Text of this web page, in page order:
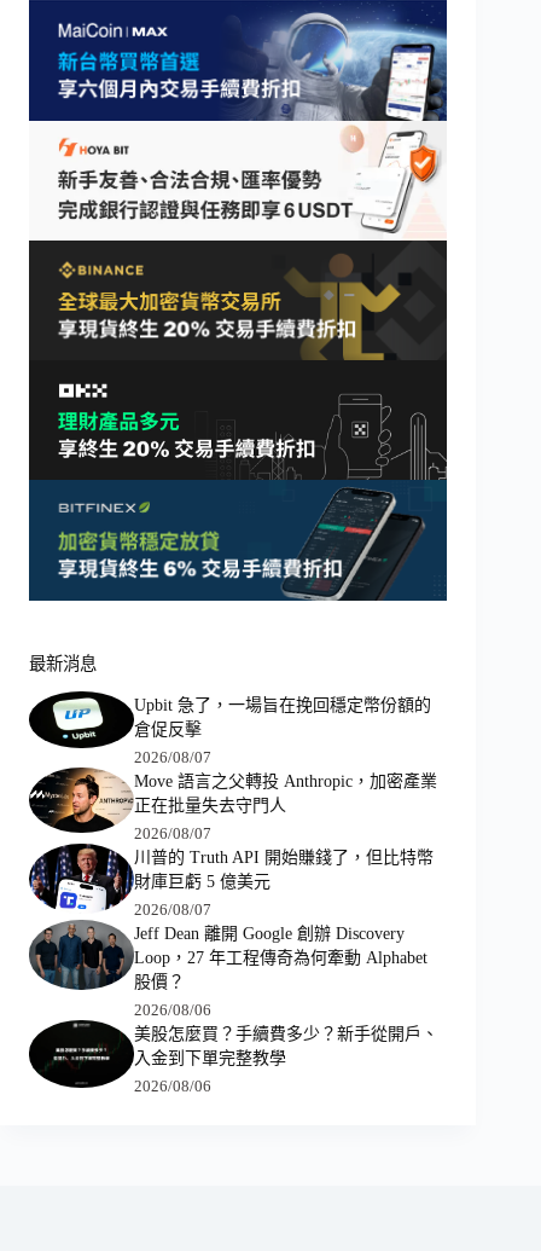
最新消息
Upbit 急了，一場旨在挽回穩定幣份額的
倉促反擊
2026/08/07
Move 語言之父轉投 Anthropic，加密產業
正在批量失去守門人
2026/08/07
川普的 Truth API 開始賺錢了，但比特幣
財庫巨虧 5 億美元
2026/08/07
Jeff Dean 離開 Google 創辦 Discovery
Loop，27 年工程傳奇為何牽動 Alphabet
股價？
2026/08/06
美股怎麼買？手續費多少？新手從開戶、
入金到下單完整教學
2026/08/06